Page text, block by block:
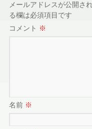
メールアドレスが公開さ
る欄は必須項目です
コメント ※
名前 ※